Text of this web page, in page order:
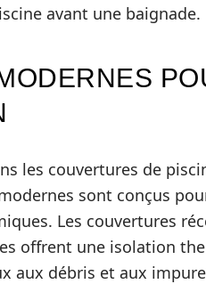
avant une baignade.
les couvertures de
sont conçus
Les couvertures
offrent une isolation
aux débris et aux